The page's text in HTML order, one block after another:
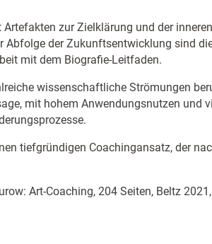
zur Zielklärung und der
Abfolge der Zukunftsentwicklung sind
mit dem Biografie-Leitfaden.
wissenschaftliche Strömungen
mit hohem Anwendungsnutzen und
tiefgründigen Coachingansatz, der
Art-Coaching, 204 Seiten, Beltz